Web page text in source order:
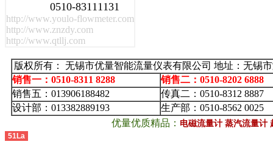
0510-83111131
http://www.youlo-flowmeter.com
http://www.znzdy.com
http://www.qtllj.com
版权所有： 无锡市优量智能流量仪表有限公司 地址：无锡
销售一：0510-8311 8288
销售二：0510-8202 6888
销售五：013906188482
传真二：0510-8312 8887
设计部：013382889193
生产部：0510-8562 0025
优量优质精品： 电磁流量计 蒸汽流量计
51La